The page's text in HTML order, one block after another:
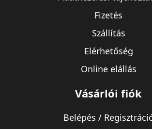
Fizetés
Szállítás
Elérhetőség
Online elállás
Vásárlói fiók
Belépés /